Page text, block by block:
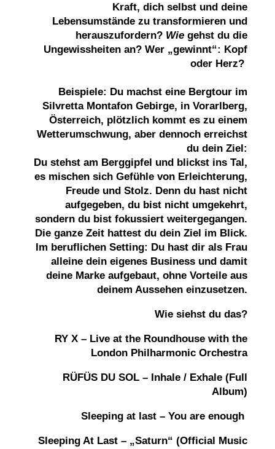
Kraft, dich selbst und deine
Lebensumstände zu transformieren und
herauszufordern? Wie gehst du die
Ungewissheiten an? Wer „gewinnt“: Kopf
oder Herz?
Beispiele: Du machst eine Bergtour im
Silvretta Montafon Gebirge, in Vorarlberg,
Österreich, plötzlich kommt es zu einem
Wetterumschwung, aber dennoch erreichst
du dein Ziel:
Du stehst am Berggipfel und blickst ins Tal,
es mischen sich Gefühle von Erleichterung,
Freude und Stolz. Denn du hast nicht
aufgegeben, du bist nicht umgekehrt,
sondern du bist fokussiert weitergegangen.
Die ganze Zeit hattest du dein Ziel im Blick.
Im beruflichen Setting: Du hast dir als Frau
alleine dein eigenes Business und damit
deine Marke aufgebaut, ohne Vorteile aus
deinem Aussehen einzusetzen.
Wie siehst du das?
RY X – Live at the Roundhouse with the
London Philharmonic Orchestra
RÜFÜS DU SOL – Inhale / Exhale (Full
Album)
Sleeping at last – You areenough
Sleeping At Last – „Saturn“ (Official Music